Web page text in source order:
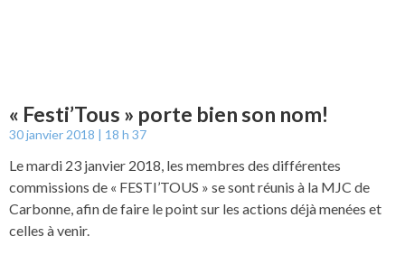
« Festi’Tous » porte bien son nom!
30 janvier 2018 18 h 37
Le mardi 23 janvier 2018, les membres des différentes
commissions de « FESTI’TOUS » se sont réunis à la MJC de
Carbonne, afin de faire le point sur les actions déjà menées et
celles à venir.